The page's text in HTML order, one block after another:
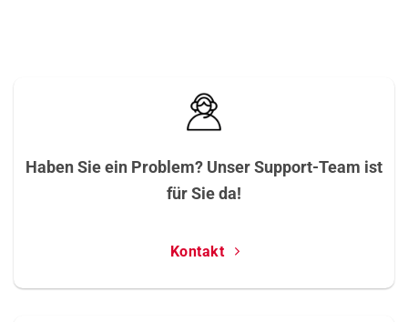
Haben Sie ein Problem? Unser Support-Team ist
für Sie da!
Kontakt